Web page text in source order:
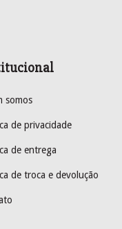
somos
de privacidade
de entrega
de troca e devolução